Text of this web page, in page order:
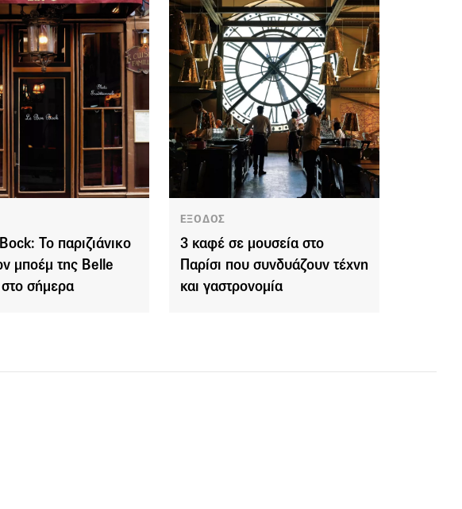
Το παριζιάνικο
μποέμ της Belle
σήμερα
ΕΞΟΔΟΣ
3 καφέ σε μουσεία στο
Παρίσι που συνδυάζουν τέχνη
και γαστρονομία